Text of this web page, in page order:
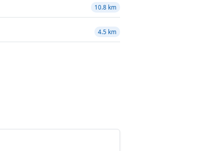
10.8 km
4.5 km